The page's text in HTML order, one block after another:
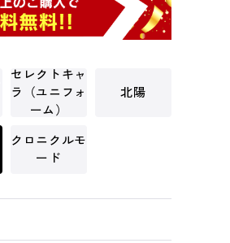
セレクトキャ
ラ（ユニフォ
ーム）
北陽
クロニクルモ
ード